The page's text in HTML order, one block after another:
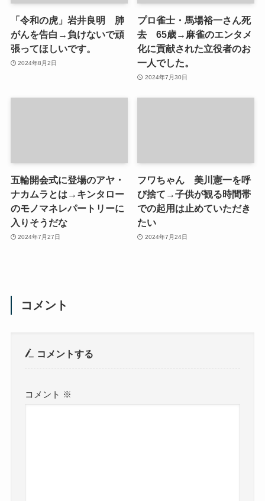
「令和の虎」岩井良明 肺
がんを告白→負けないで頑
張ってほしいです。
2024年8月2日
プロ雀士・馬場裕一さん死
去 65歳→麻雀のエンタメ
化に貢献された立役者のお
一人でした。
2024年7月30日
五輪開会式に登場のアヤ・
ナカムラとは→キンタロー
のモノマネレパートリーに
入りそうだな
2024年7月27日
フワちゃん 美川憲一を呼
び捨て→子供が観る時間帯
での起用は止めていただき
たい
2024年7月24日
コメント
コメントする
コメント ※